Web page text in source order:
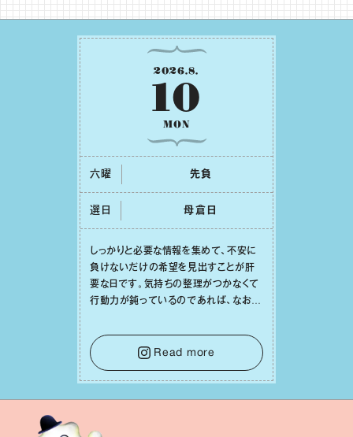
2026.8.
10
MON
六曜 先負
選日 ⺟倉⽇
しっかりと必要な情報を集めて、不安に
負けないだけの希望を⾒出すことが肝
要な⽇です。気持ちの整理がつかなくて
⾏動⼒が鈍っているのであれば、なおさ
を踏み出すのに役⽴つはず。また、広い
意味での「癒し」や「治療」が必要な⽇で
もあり、特に⼈間関係の改善は課題の⼀
つです。
Read more